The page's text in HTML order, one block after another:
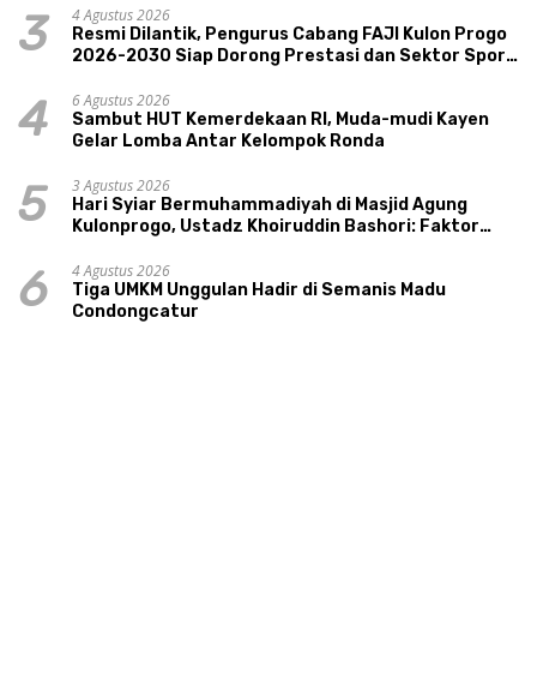
3
4 Agustus 2026
Resmi Dilantik, Pengurus Cabang FAJI Kulon Progo
2026-2030 Siap Dorong Prestasi dan Sektor Sport
4
6 Agustus 2026
Sambut HUT Kemerdekaan RI, Muda-mudi Kayen
Gelar Lomba Antar Kelompok Ronda
5
3 Agustus 2026
Hari Syiar Bermuhammadiyah di Masjid Agung
Kulonprogo, Ustadz Khoiruddin Bashori: Faktor
6
4 Agustus 2026
Tiga UMKM Unggulan Hadir di Semanis Madu
Condongcatur